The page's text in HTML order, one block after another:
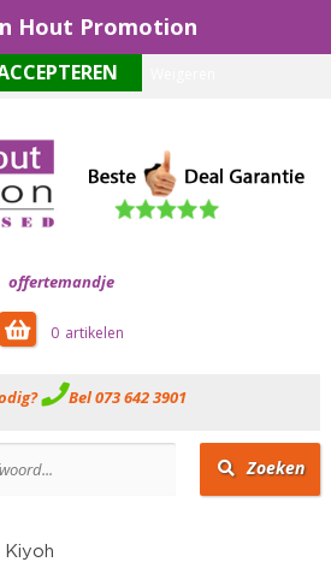
Hout Promotion
offertemandje
0
Bel 073 642 3901
Zoeken
laten functioneren maken wij gebruik van